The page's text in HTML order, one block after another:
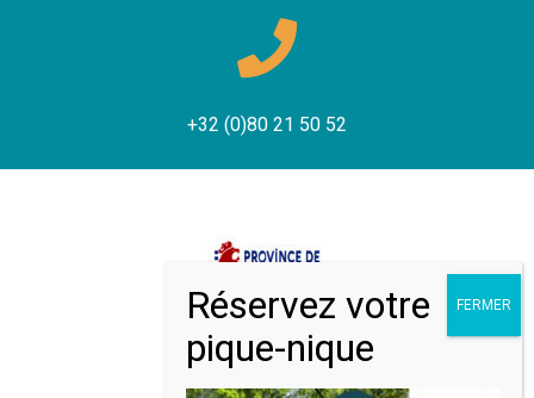
+32 (0)80 21 50 52